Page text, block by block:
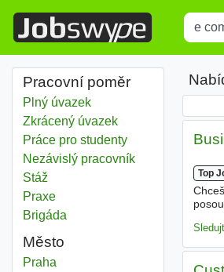
Title
Pracovní poměr
Plný úvazek
Zkrácený úvazek
Práce pro studenty
Nezávislý pracovník
Stáž
Praxe
Brigáda
Město
E commerce
Praha
Top